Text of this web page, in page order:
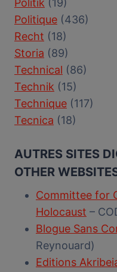
Politik (19)
Politique (436)
Recht (18)
Storia (89)
Technical (86)
Technik (15)
Technique (117)
Tecnica (18)
AUTRES SITES
OTHER
Committee for
Holocaust –
Blogue Sans
Reynouard)
Editions